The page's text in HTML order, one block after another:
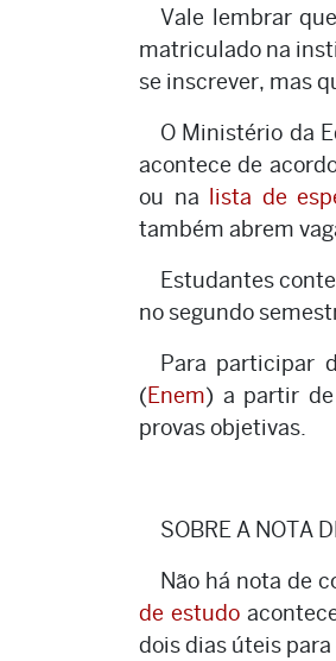
Vale lembrar
matriculado na
se inscrever, mas
O Ministério da
acontece de
ou na lista de
também abrem
Estudantes
no segundo
Para participar
(Enem) a partir de
provas objetivas.
SOBRE A NOTA
Não há nota de
de estudo
dois dias úteis